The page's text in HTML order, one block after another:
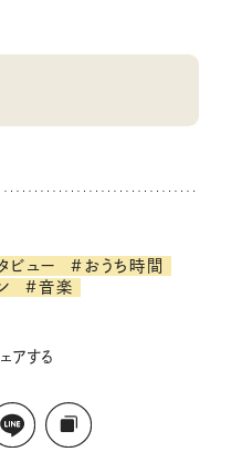
ビュー
#おうち時間
#音楽
アする